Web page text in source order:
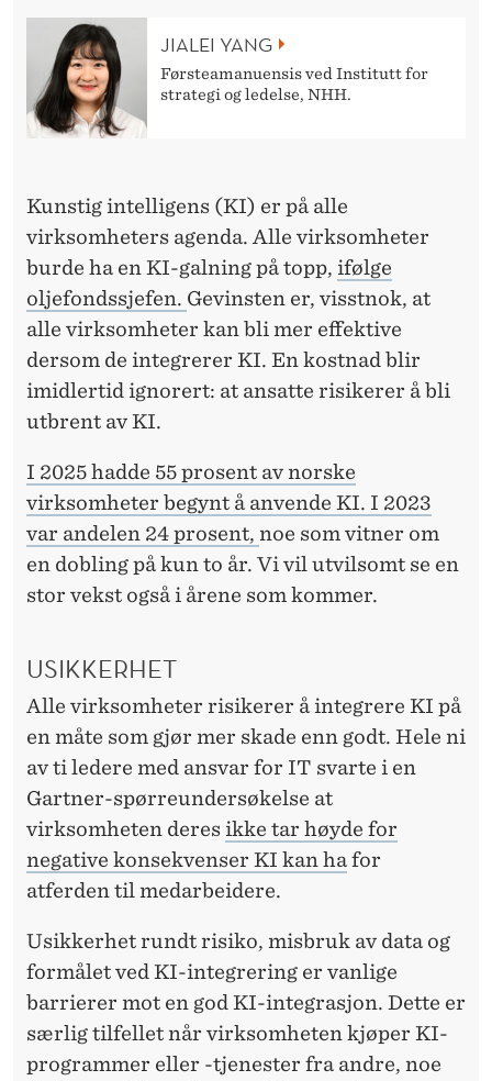
JIALEI YANG
Førsteamanuensis ved Institutt for
strategi og ledelse, NHH.
Kunstig intelligens (KI) er på alle
virksomheters agenda. Alle virksomheter
burde ha en KI-galning på topp, ifølge
oljefondssjefen. Gevinsten er, visstnok, at
alle virksomheter kan bli mer effektive
dersom de integrerer KI. En kostnad blir
imidlertid ignorert: at ansatte risikerer å bli
utbrent av KI.
I 2025 hadde 55 prosent av norske
virksomheter begynt å anvende KI. I 2023
var andelen 24 prosent, noe som vitner om
en dobling på kun to år. Vi vil utvilsomt se en
stor vekst også i årene som kommer.
USIKKERHET
Alle virksomheter risikerer å integrere KI på
en måte som gjør mer skade enn godt. Hele ni
av ti ledere med ansvar for IT svarte i en
Gartner-spørreundersøkelse at
virksomheten deres ikke tar høyde for
negative konsekvenser KI kan hafor
atferden til medarbeidere.
Usikkerhet rundt risiko, misbruk av data og
formålet ved KI-integrering er vanlige
barrierer mot en god KI-integrasjon. Dette er
særlig tilfellet når virksomheten kjøper KI-
programmer eller -tjenester fra andre, noe